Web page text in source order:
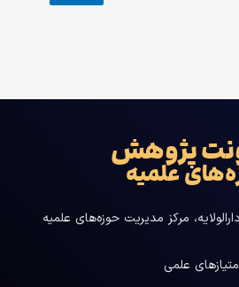
پژوهش
علمیه
مرکز مدیریت حوزه‌های علمیه
علمی